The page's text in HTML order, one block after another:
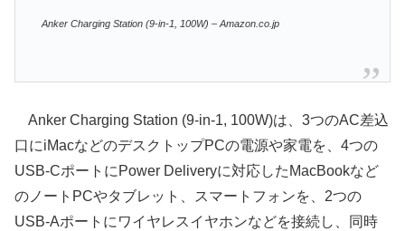
Anker Charging Station (9-in-1, 100W) – Amazon.co.jp
Anker Charging Station (9-in-1, 100W)は、3つのAC差込
口にiMacなどのデスクトップPCの電源や家電を、4つの
USB-CポートにPower Deliveryに対応したMacBookなど
のノートPCやタブレット、スマートフォンを、2つの
USB-Aポートにワイヤレスイヤホンなどを接続し、同時